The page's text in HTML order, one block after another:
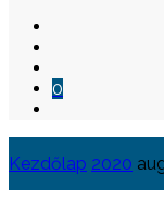
0
Kezdőlap 2020